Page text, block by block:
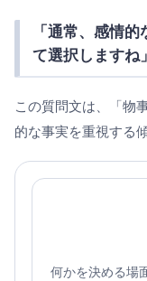
「通常、感情
て選択しますね
この質問文は、「物
的な事実を重視する
何かを決める場